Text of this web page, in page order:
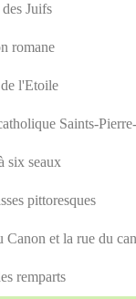
Juifs
romane
l'Etoile
Saints-
six seaux
pittoresques
Canon et la rue du
remparts